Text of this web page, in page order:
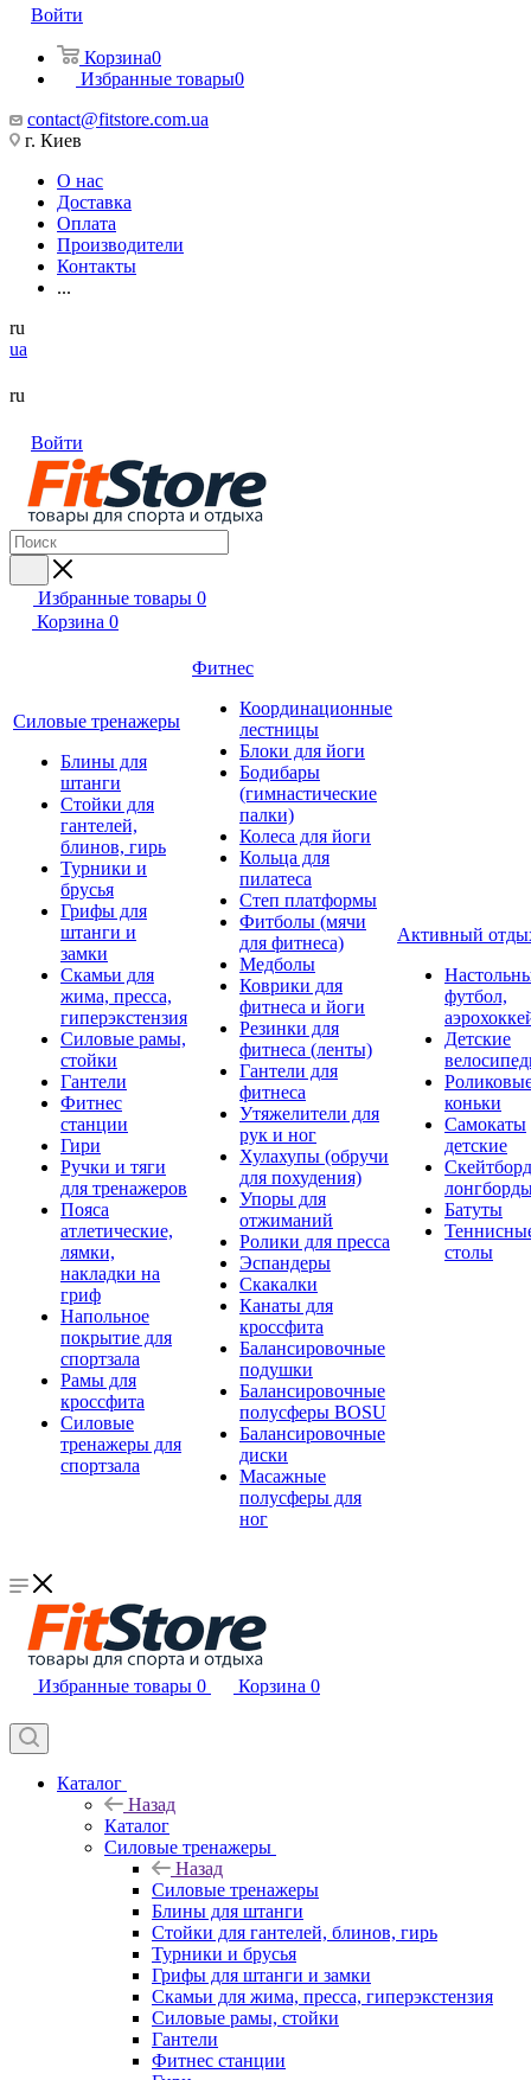
Войти
Корзина0
Избранные товары0
contact@fitstore.com.ua
г. Киев
О нас
Доставка
Оплата
Производители
Контакты
...
ru
ua
ru
Войти
Избранные товары 0
Корзина 0
Силовые тренажеры
Блины для
штанги
Стойки для
гантелей,
блинов, гирь
Турники и
брусья
Грифы для
штанги и
замки
Скамьи для
жима, пресса,
гиперэкстензия
Силовые рамы,
стойки
Гантели
Фитнес
станции
Гири
Ручки и тяги
для тренажеров
Пояса
атлетические,
лямки,
накладки на
гриф
Напольное
покрытие для
спортзала
Рамы для
кроссфита
Силовые
тренажеры для
спортзала
Фитнес
Координационные
лестницы
Блоки для йоги
Бодибары
(гимнастические
палки)
Колеса для йоги
Кольца для
пилатеса
Степ платформы
Фитболы (мячи
для фитнеса)
Медболы
Коврики для
фитнеса и йоги
Резинки для
фитнеса (ленты)
Гантели для
фитнеса
Утяжелители для
рук и ног
Хулахупы (обручи
для похудения)
Упоры для
отжиманий
Ролики для пресса
Эспандеры
Скакалки
Канаты для
кроссфита
Балансировочные
подушки
Балансировочные
полусферы BOSU
Балансировочные
диски
Масажные
полусферы для
ног
Активный
футбол,
Детские
коньки
Самокаты
детские
Батуты
столы
Избранные товары 0 Корзина 0
Каталог
Назад
Каталог
Силовые тренажеры
Назад
Силовые тренажеры
Блины для штанги
Стойки для гантелей, блинов, гирь
Турники и брусья
Грифы для штанги и замки
Скамьи для жима, пресса, гиперэкстензия
Силовые рамы, стойки
Гантели
Фитнес станции